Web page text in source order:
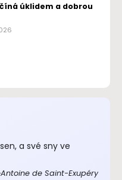
úklidem a dobrou
a své sny ve
Antoine de Saint-Exupéry